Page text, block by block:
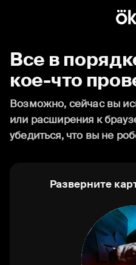
Все в
кое-что
Возможно, сейчас вы
или расширения к
убедиться, что вы не
Разверните